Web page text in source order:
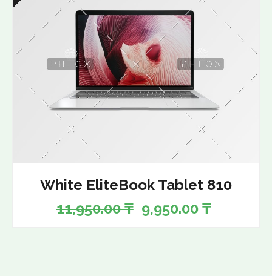
White EliteBook Tablet 810
11,950.00₸ 9,950.00 ₸